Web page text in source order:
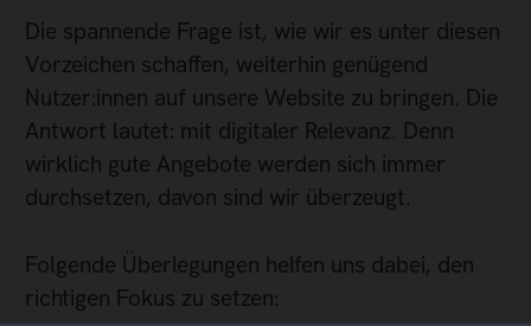
Die spannende Frage ist, wie wir es unter diesen
Vorzeichen schaffen, weiterhin genügend
Nutzer:innen auf unsere Website zu bringen. Die
Antwort lautet: mit digitaler Relevanz. Denn
wirklich gute Angebote werden sich immer
durchsetzen, davon sind wir überzeugt.
Folgende Überlegungen helfen uns dabei, den
richtigen Fokus zu setzen: